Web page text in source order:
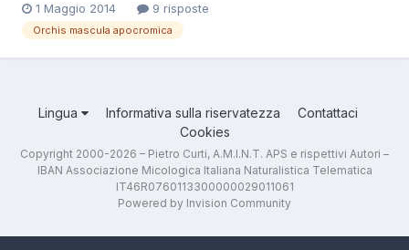
1 Maggio 2014 9 risposte
Orchis mascula apocromica
Lingua Informativa sulla riservatezza
Contattaci
Cookies
Copyright 2000-2026 – Pietro Curti, A.M.I.N.T. APS e rispettivi Autori –
IBAN Associazione Micologica Italiana Naturalistica Telematica
IT46R0760113300000029011061
Powered by Invision Community